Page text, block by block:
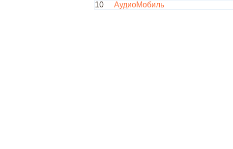
10
АудиоМобиль